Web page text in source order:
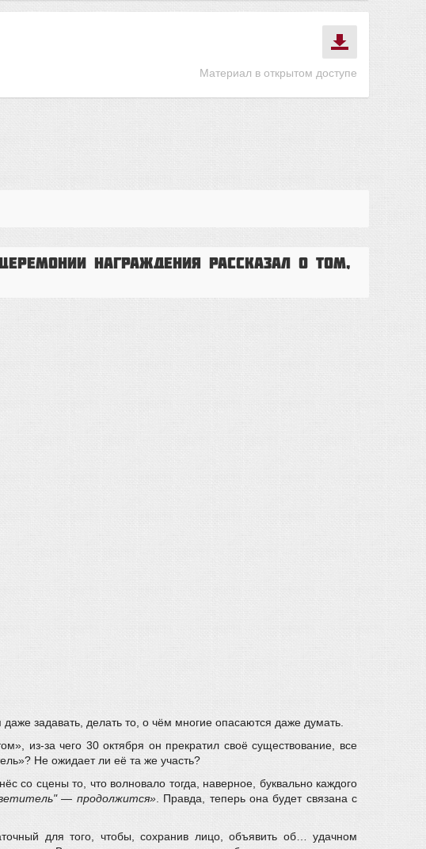
Материал в открытом доступе
награждения рассказал о том,
задавать, делать то, о чём многие опасаются даже думать.
из-за чего 30 октября он прекратил своё существование, все
Не ожидает ли её та же участь?
со сцены то, что волновало тогда, наверное, буквально каждого
— продолжится». Правда, теперь она будет связана с
для того, чтобы, сохранив лицо, объявить об… удачном